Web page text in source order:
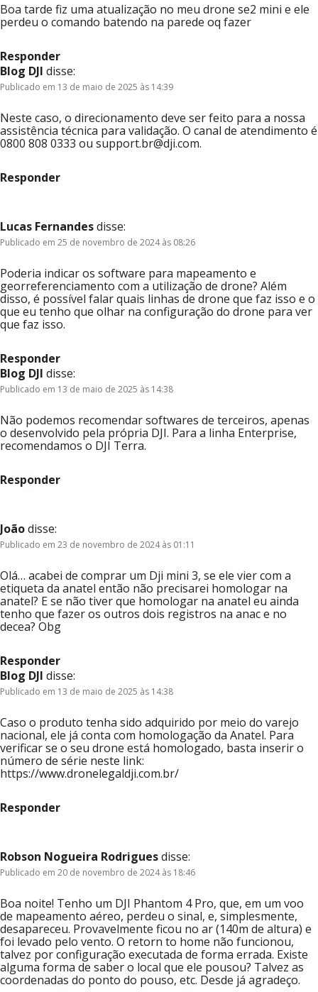
Boa tarde fiz uma atualização no meu drone se2 mini e ele
perdeu o comando batendo na parede oq fazer
Responder
Blog DJI disse:
Publicado em 13 de maio de 2025 às 14:39
Neste caso, o direcionamento deve ser feito para a nossa
assistência técnica para validação. O canal de atendimento é
0800 808 0333 ou support.br@dji.com.
Responder
Lucas Fernandesdisse:
Publicado em 25 de novembro de 2024 às 08:26
Poderia indicar os software para mapeamento e
georreferenciamento com a utilização de drone? Além
disso, é possível falar quais linhas de drone que faz isso e o
que eu tenho que olhar na configuração do drone para ver
que faz isso.
Responder
Blog DJI disse:
Publicado em 13 de maio de 2025 às 14:38
Não podemos recomendar softwares de terceiros, apenas
o desenvolvido pela própria DJI. Para a linha Enterprise,
recomendamos o DJI Terra.
Responder
Joãodisse:
Publicado em 23 de novembro de 2024 às 01:11
Olá… acabei de comprar um Dji mini 3, se ele vier com a
etiqueta da anatel então não precisarei homologar na
anatel? E se não tiver que homologar na anatel eu ainda
tenho que fazer os outros dois registros na anac e no
decea? Obg
Responder
Blog DJI disse:
Publicado em 13 de maio de 2025 às 14:38
Caso o produto tenha sido adquirido por meio do varejo
nacional, ele já conta com homologação da Anatel. Para
verificar se o seu drone está homologado, basta inserir o
número de série neste link:
https://www.dronelegaldji.com.br/
Responder
Robson Nogueira Rodriguesdisse:
Publicado em 20 de novembro de 2024 às 18:46
Boa noite! Tenho um DJI Phantom 4 Pro, que, em um voo
de mapeamento aéreo, perdeu o sinal, e, simplesmente,
desapareceu. Provavelmente ficou no ar (140m de altura) e
foi levado pelo vento. O retorn to home não funcionou,
talvez por configuração executada de forma errada. Existe
alguma forma de saber o local que ele pousou? Talvez as
coordenadas do ponto do pouso, etc. Desde já agradeço.